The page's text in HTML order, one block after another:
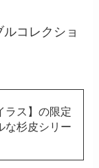
コレクショ
ラス】の限定
な杉皮シリー